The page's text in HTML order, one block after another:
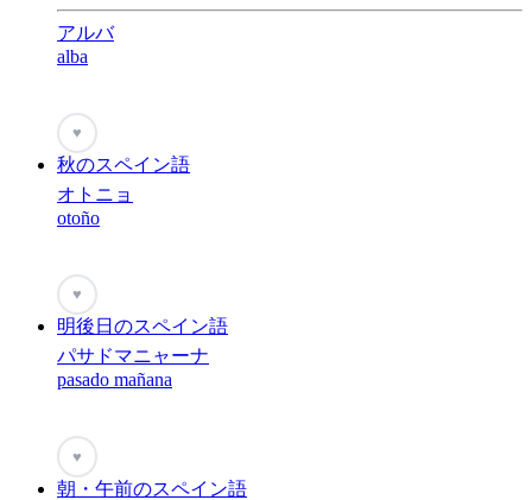
アルバ
alba
♥
秋のスペイン語
オトニョ
otoño
♥
明後日のスペイン語
パサドマニャーナ
pasado mañana
♥
朝・午前のスペイン語